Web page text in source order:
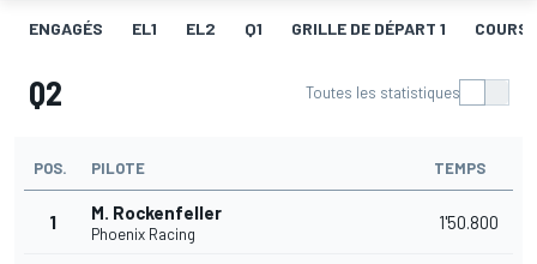
ENGAGÉS EL1 EL2 Q1 GRILLE DE DÉPART 1
Q2 Toutes les statistiques
POS. PILOTE TEMPS
1 M. Rockenfeller
Phoenix Racing
1'50.800